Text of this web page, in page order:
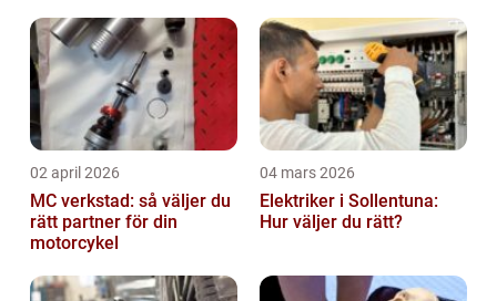
02 april 2026
MC verkstad: så väljer du
rätt partner för din
motorcykel
04 mars 2026
Elektriker i Sollentuna:
Hur väljer du rätt?